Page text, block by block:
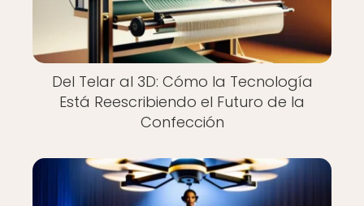
Del Telar al 3D: Cómo la Tecnología
Está Reescribiendo el Futuro de la
Confección